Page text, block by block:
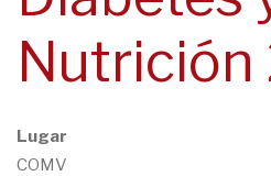
Nutrición
Lugar
COMV